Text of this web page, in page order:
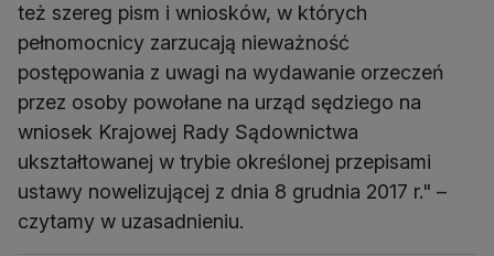
też szereg pism i wniosków, w których
pełnomocnicy zarzucają nieważność
postępowania z uwagi na wydawanie orzeczeń
przez osoby powołane na urząd sędziego na
wniosek Krajowej Rady Sądownictwa
ukształtowanej w trybie określonej przepisami
ustawy nowelizującej z dnia 8 grudnia 2017 r." –
czytamy w uzasadnieniu.